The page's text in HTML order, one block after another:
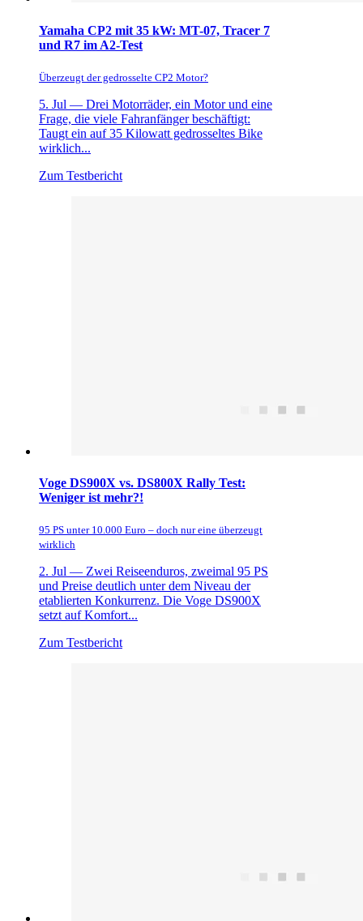
Yamaha CP2 mit 35 kW: MT-07, Tracer 7
und R7 im A2-Test
Überzeugt der gedrosselte CP2 Motor?
5. Jul — Drei Motorräder, ein Motor und eine
Frage, die viele Fahranfänger beschäftigt:
Taugt ein auf 35 Kilowatt gedrosseltes Bike
wirklich...
Zum Testbericht
Voge DS900X vs. DS800X Rally Test:
Weniger ist mehr?!
95 PS unter 10.000 Euro – doch nur eine überzeugt
wirklich
2. Jul — Zwei Reiseenduros, zweimal 95 PS
und Preise deutlich unter dem Niveau der
etablierten Konkurrenz. Die Voge DS900X
setzt auf Komfort...
Zum Testbericht